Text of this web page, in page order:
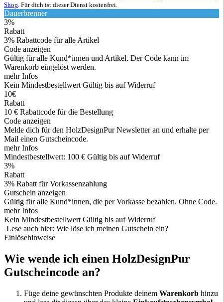
Shop . Für dich ist dieser Dienst kostenfrei.
Dauerbrenner
3%
Rabatt
3% Rabattcode für alle Artikel
Code anzeigen
Gültig für alle Kund*innen und Artikel. Der Code kann im
Warenkorb eingelöst werden.
mehr Infos
Kein Mindestbestellwert Gültig bis auf Widerruf
10€
Rabatt
10 € Rabattcode für die Bestellung
Code anzeigen
Melde dich für den HolzDesignPur Newsletter an und erhalte per
Mail einen Gutscheincode.
mehr Infos
Mindestbestellwert: 100 € Gültig bis auf Widerruf
3%
Rabatt
3% Rabatt für Vorkassenzahlung
Gutschein anzeigen
Gültig für alle Kund*innen, die per Vorkasse bezahlen. Ohne Code.
mehr Infos
Kein Mindestbestellwert Gültig bis auf Widerruf
Lese auch hier: Wie löse ich meinen Gutschein ein?
Einlösehinweise
Wie wende ich einen HolzDesignPur
Gutscheincode an?
Füge deine gewünschten Produkte deinem Warenkorb hinzu